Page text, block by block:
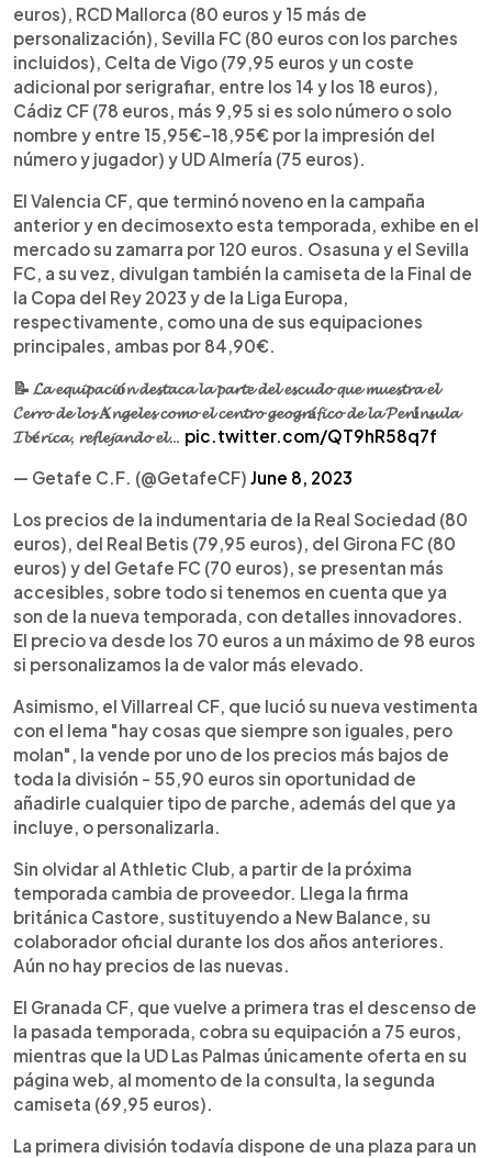
euros), RCD Mallorca (80 euros y 15 más de
personalización), Sevilla FC (80 euros con los parches
incluidos), Celta de Vigo (79,95 euros y un coste
adicional por serigrafiar, entre los 14 y los 18 euros),
Cádiz CF (78 euros, más 9,95 si es solo número o solo
nombre y entre 15,95€-18,95€ por la impresión del
número y jugador) y UD Almería (75 euros).
El Valencia CF, que terminó noveno en la campaña
anterior y en decimosexto esta temporada, exhibe en el
mercado su zamarra por 120 euros. Osasuna y el Sevilla
FC, a su vez, divulgan también la camiseta de la Final de
la Copa del Rey 2023 y de la Liga Europa,
respectivamente, como una de sus equipaciones
principales, ambas por 84,90€.
📝 𝓛𝓪 𝓮𝓺𝓾𝓲𝓹𝓪𝓬𝓲𝐨́𝓷 𝓭𝓮𝓼𝓽𝓪𝓬𝓪 𝓵𝓪 𝓹𝓪𝓻𝓽𝓮 𝓭𝓮𝓵 𝓮𝓼𝓬𝓾𝓭𝓸 𝓺𝓾𝓮 𝓶𝓾𝓮𝓼𝓽𝓻𝓪 𝓮𝓵
𝓒𝓮𝓻𝓻𝓸 𝓭𝓮 𝓵𝓸𝓼 𝐀́𝓷𝓰𝓮𝓵𝓮𝓼 𝓬𝓸𝓶𝓸 𝓮𝓵 𝓬𝓮𝓷𝓽𝓻𝓸 𝓰𝓮𝓸𝓰𝓻𝐚́𝓯𝓲𝓬𝓸 𝓭𝓮 𝓵𝓪 𝓟𝓮𝓷𝐢́𝓷𝓼𝓾𝓵𝓪
𝓘𝓫𝐞́𝓻𝓲𝓬𝓪, 𝓻𝓮𝓯𝓵𝓮𝓳𝓪𝓷𝓭𝓸 𝓮𝓵… pic.twitter.com/QT9hR58q7f
— Getafe C.F. (@GetafeCF) June 8, 2023
Los precios de la indumentaria de la Real Sociedad (80
euros), del Real Betis (79,95 euros), del Girona FC (80
euros) y del Getafe FC (70 euros), se presentan más
accesibles, sobre todo si tenemos en cuenta que ya
son de la nueva temporada, con detalles innovadores.
El precio va desde los 70 euros a un máximo de 98 euros
si personalizamos la de valor más elevado.
Asimismo, el Villarreal CF, que lució su nueva vestimenta
con el lema "hay cosas que siempre son iguales, pero
molan", la vende por uno de los precios más bajos de
toda la división - 55,90 euros sin oportunidad de
añadirle cualquier tipo de parche, además del que ya
incluye, o personalizarla.
Sin olvidar al Athletic Club, a partir de la próxima
temporada cambia de proveedor. Llega la firma
británica Castore, sustituyendo a New Balance, su
colaborador oficial durante los dos años anteriores.
Aún no hay precios de las nuevas.
El Granada CF, que vuelve a primera tras el descenso de
la pasada temporada, cobra su equipación a 75 euros,
mientras que la UD Las Palmas únicamente oferta en su
página web, al momento de la consulta, la segunda
camiseta (69,95 euros).
La primera división todavía dispone de una plaza para un